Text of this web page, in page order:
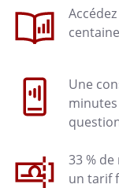
Une
33 %
un tarif